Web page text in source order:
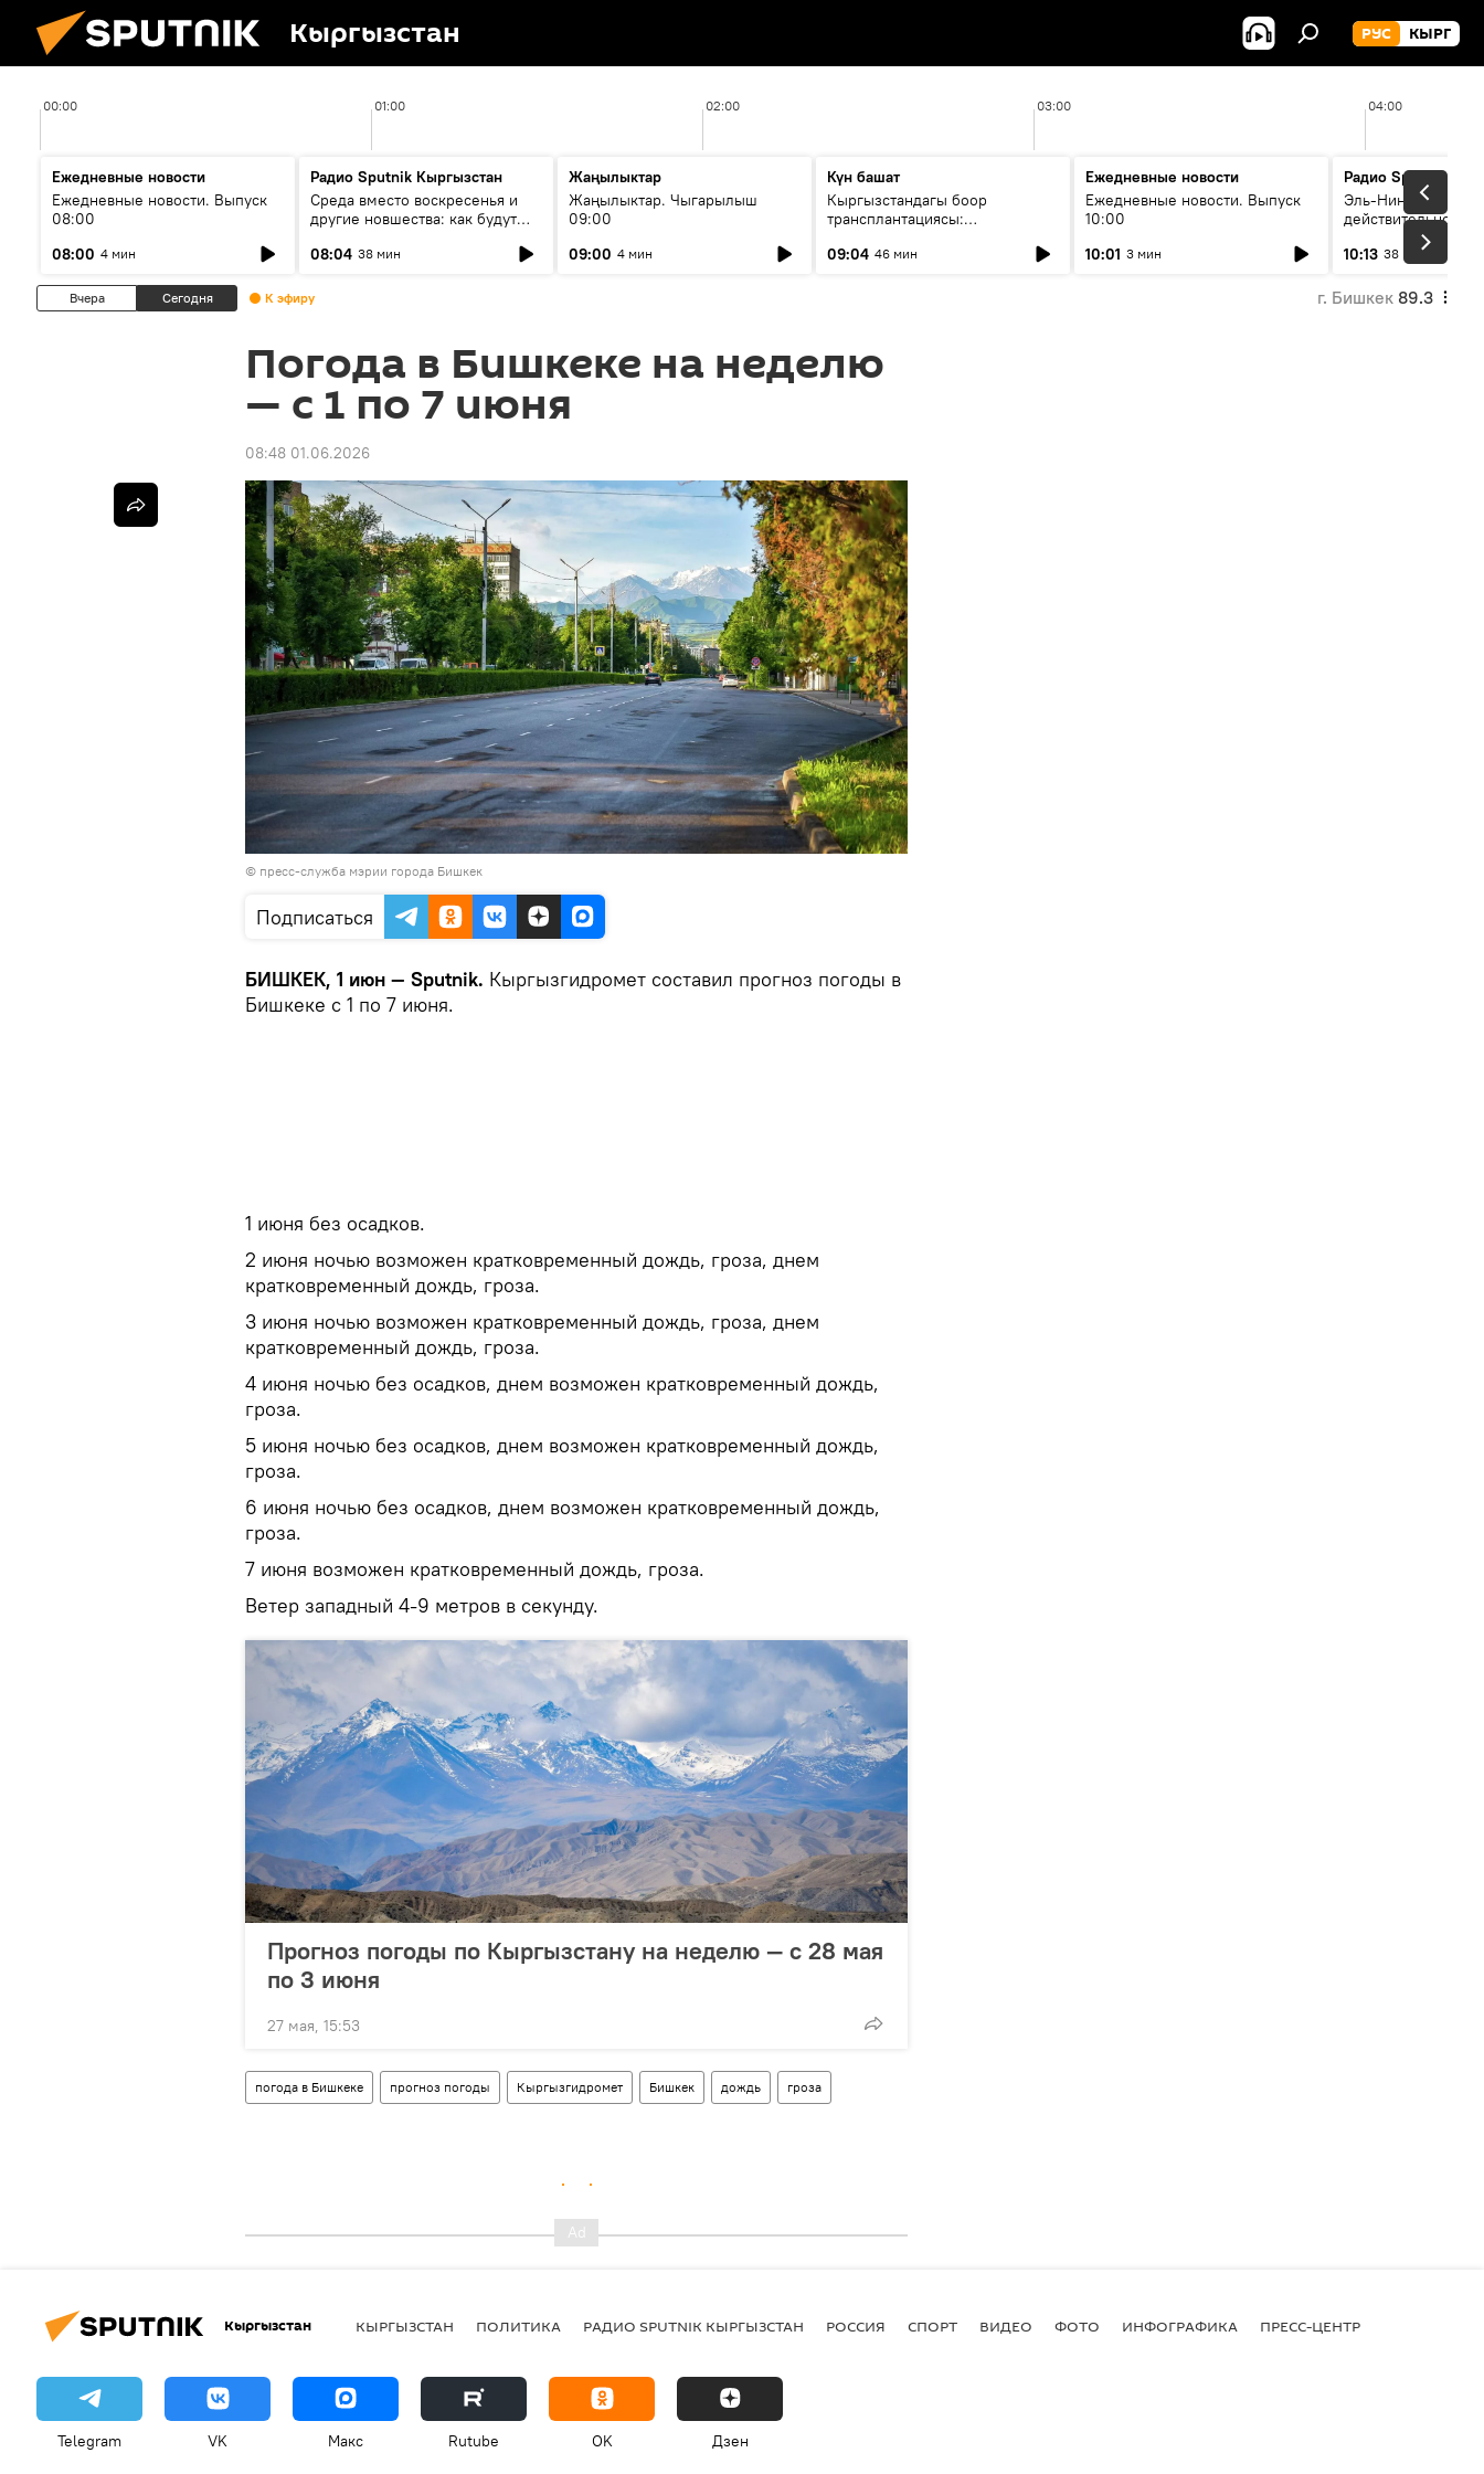
Кыргызстан РУС КЫРГ
00:00 01:00 02:00 03:00 04:00
Ежедневные новости
Ежедневные новости. Выпуск
08:00
08:00 4 мин
Радио Sputnik Кыргызстан
Среда вместо воскресенья и
другие новшества: как будут
08:04 38 мин
Жаңылыктар
Жаңылыктар. Чыгарылыш
09:00
09:00 4 мин
Күн башат
Кыргызстандагы боор
трансплантациясы:
келечеги
09:04 46 мин
Ежедневные новости
Ежедневные новости. Выпуск
10:00
10:01 3 мин
Радио Sputnik
Эль-Ниньо, жара и
действительно
погоду в
10:13 38 мин
Вчера Сегодня К эфиру г. Бишкек 89.3
Погода в Бишкеке на неделю
— с 1 по 7 июня
08:48 01.06.2026
© пресс-служба мэрии города Бишкек
Подписаться
БИШКЕК, 1 июн — Sputnik. Кыргызгидромет составил прогноз погоды в
Бишкеке с 1 по 7 июня.
1 июня без осадков.
2 июня ночью возможен кратковременный дождь, гроза, днем
кратковременный дождь, гроза.
3 июня ночью возможен кратковременный дождь, гроза, днем
кратковременный дождь, гроза.
4 июня ночью без осадков, днем возможен кратковременный дождь,
гроза.
5 июня ночью без осадков, днем возможен кратковременный дождь,
гроза.
6 июня ночью без осадков, днем возможен кратковременный дождь,
гроза.
7 июня возможен кратковременный дождь, гроза.
Ветер западный 4-9 метров в секунду.
Прогноз погоды по Кыргызстану на неделю — с 28 мая
по 3 июня
27 мая, 15:53
погода в Бишкеке прогноз погоды Кыргызгидромет Бишкек дождь гроза
Кыргызстан КЫРГЫЗСТАН ПОЛИТИКА РАДИО SPUTNIK КЫРГЫЗСТАН РОССИЯ СПОРТ ВИДЕО ФОТО ИНФОГРАФИКА ПРЕСС-ЦЕНТР
Telegram VK Макс Rutube OK Дзен